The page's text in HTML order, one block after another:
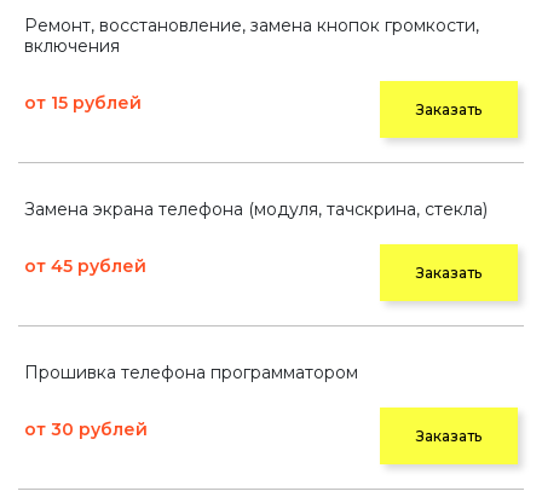
Ремонт, восстановление, замена кнопок громкости,
включения
от 15 рублей Заказать
Замена экрана телефона (модуля, тачскрина, стекла)
от 45 рублей Заказать
Прошивка телефона программатором
от 30 рублей Заказать